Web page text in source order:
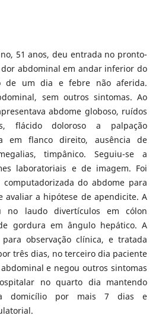
51 anos, deu entrada no pronto-
abdominal em andar inferior do
de um dia e febre não aferida.
sem outros sintomas. Ao
abdome globoso, ruídos
flácido doloroso a palpação
em flanco direito, ausência de
timpânico. Seguiu-se a
laboratoriais e de imagem. Foi
do abdome para
avaliar a hipótese de apendicite. A
no laudo divertículos em cólon
gordura em ângulo hepático. A
observação clínica, e tratada
três dias, no terceiro dia paciente
e negou outros sintomas
no quarto dia mantendo
domicílio por mais 7 dias e